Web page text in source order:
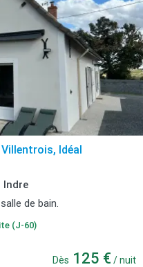
Idéal
Indre
de bain.
(J-60)
Dès 125 € / nuit